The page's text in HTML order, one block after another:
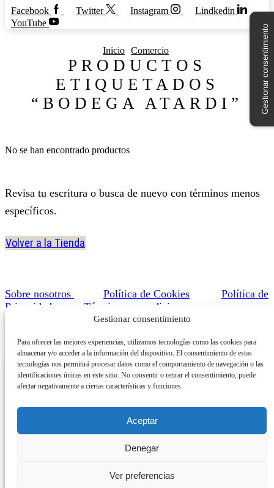
Gestionar consentimiento
Para ofrecer las mejores experiencias, utilizamos tecnologías como las cookies para
almacenar y/o acceder a la información del dispositivo. El consentimiento de estas
tecnologías nos permitirá procesar datos como el comportamiento de navegación o las
identificaciones únicas en este sitio. No consentir o retirar el consentimiento, puede
afectar negativamente a ciertas características y funciones.
Aceptar
Denegar
Ver preferencias
Facebook Twitter Instagram
Lindkedin
YouTube
Inicio Comercio
PRODUCTOS
ETIQUETADOS
“BODEGA ATARDI”
No se han encontrado productos
Revisa tu escritura o busca de nuevo con términos menos
específicos.
Volver a la Tienda
Sobre nosotros Política de Cookies
Política de
Privacidad
Términos y condiciones
Hogar
Gestionar consentimiento